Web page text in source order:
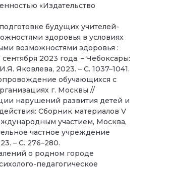
«Издательство
будущих учителей-
здоровья в условиях
возможностями здоровья :
2023 года. – Чебоксары:
Яковлева, 2023. – С. 1037–1041.
обучающихся с
г. Москвы //
нарушений развития детей и
Сборник материалов V
участием, Москва,
частное учреждение
– С. 276–280.
о родном городе
педагогическое